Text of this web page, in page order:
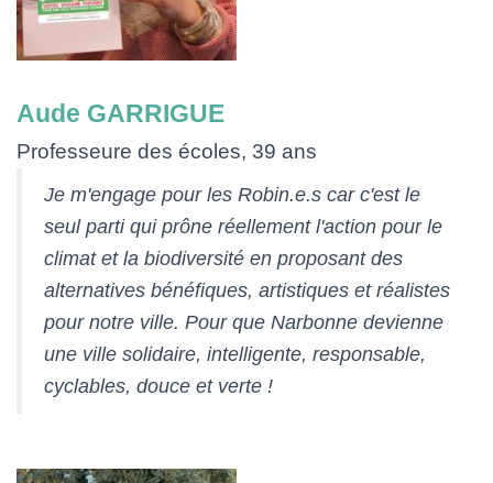
Aude GARRIGUE
Professeure des écoles, 39 ans
Je m'engage pour les Robin.e.s car c'est le
seul parti qui prône réellement l'action pour le
climat et la biodiversité en proposant des
alternatives bénéfiques, artistiques et réalistes
pour notre ville. Pour que Narbonne devienne
une ville solidaire, intelligente, responsable,
cyclables, douce et verte !